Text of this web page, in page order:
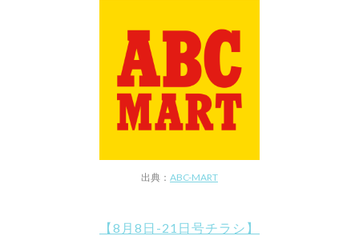
出典： ABC-MART
【8月8日-21日号チラシ】